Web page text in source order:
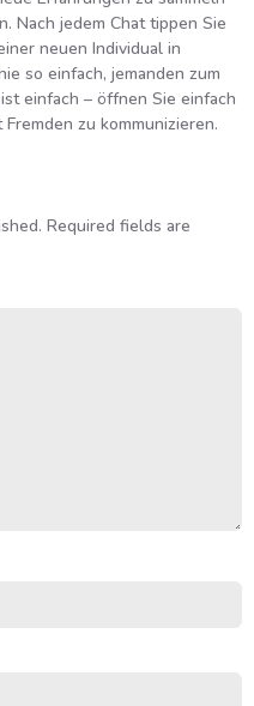
Nach jedem Chat tippen Sie
neuen Individual in
so einfach, jemanden zum
einfach – öffnen Sie einfach
zu kommunizieren.
Required fields are